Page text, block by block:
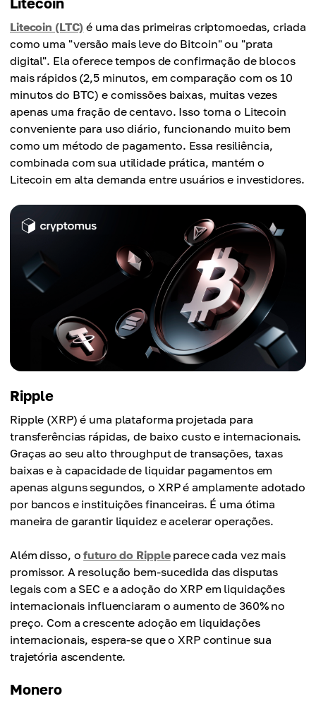
Litecoin (LTC) é uma das primeiras criptomoedas, criada
como uma "versão mais leve do Bitcoin" ou "prata
digital". Ela oferece tempos de confirmação de blocos
mais rápidos (2,5 minutos, em comparação com os 10
minutos do BTC) e comissões baixas, muitas vezes
apenas uma fração de centavo. Isso torna o Litecoin
conveniente para uso diário, funcionando muito bem
como um método de pagamento. Essa resiliência,
combinada com sua utilidade prática, mantém o
Litecoin em alta demanda entre usuários e investidores.
Ripple
Ripple (XRP) é uma plataforma projetada para
transferências rápidas, de baixo custo e internacionais.
Graças ao seu alto throughput de transações, taxas
baixas e à capacidade de liquidar pagamentos em
apenas alguns segundos, o XRP é amplamente adotado
por bancos e instituições financeiras. É uma ótima
maneira de garantir liquidez e acelerar operações.
Além disso, ofuturo do Rippleparece cada vez mais
promissor. A resolução bem-sucedida das disputas
legais com a SEC e a adoção do XRP em liquidações
internacionais influenciaram o aumento de 360% no
preço. Com a crescente adoção em liquidações
internacionais, espera-se que o XRP continue sua
trajetória ascendente.
Monero